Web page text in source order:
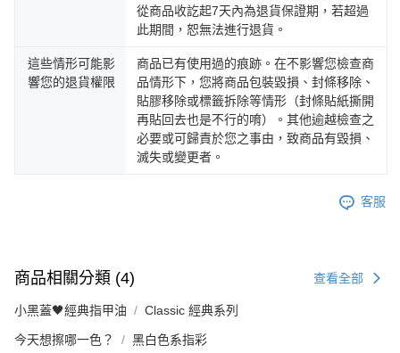
從商品收訖起7天內為退貨保證期，若超過
此期間，恕無法進行退貨。
這些情形可能影
響您的退貨權限
商品已有使用過的痕跡。在不影響您檢查商
品情形下，您將商品包裝毀損、封條移除、
貼膠移除或標籤拆除等情形（封條貼紙撕開
再貼回去也是不行的唷）。其他逾越檢查之
必要或可歸責於您之事由，致商品有毀損、
滅失或變更者。
客服
商品相關分類 (4) 查看全部
小黑蓋🖤經典指甲油 Classic 經典系列
今天想擦哪一色？ 黑白色系指彩